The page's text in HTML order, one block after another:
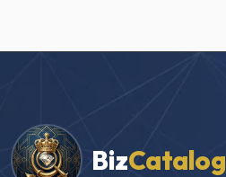
BizCatalog